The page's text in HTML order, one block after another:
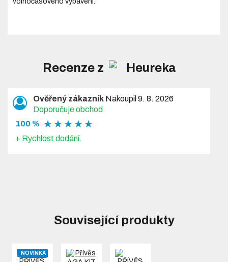
Recenze z
Ověřený zákazník Nakoupil 9. 8. 2026
Doporučuje obchod
100 % ★ ★ ★ ★ ★
+ Rychlost dodání.
Související produkty
NOVINKA